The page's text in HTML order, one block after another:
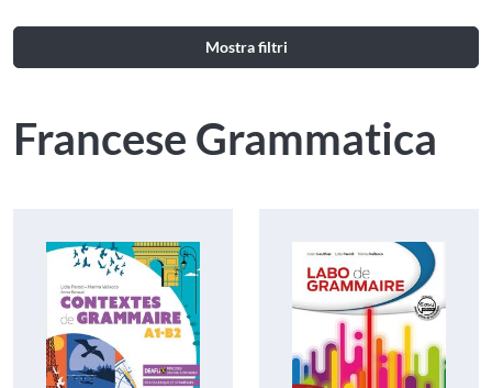
Mostra filtri
Francese Grammatica